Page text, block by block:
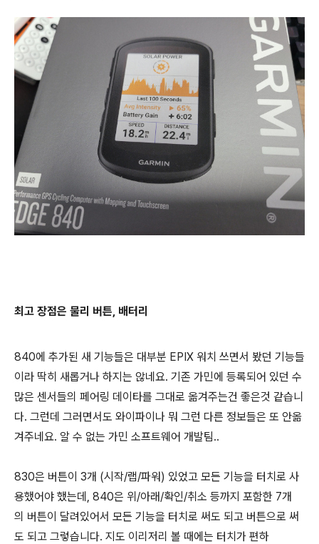
최고 장점은 물리 버튼, 배터리
840에 추가된 새 기능들은 대부분 EPIX 워치 쓰면서 봤던 기능들
이라 딱히 새롭거나 하지는 않네요. 기존 가민에 등록되어 있던 수
많은 센서들의 페어링 데이타를 그대로 옮겨주는건 좋은것 같습니
다. 그런데 그러면서도 와이파이나 뭐 그런 다른 정보들은 또 안옮
겨주네요. 알 수 없는 가민 소프트웨어 개발팀..
830은 버튼이 3개 (시작/랩/파워) 있었고 모든 기능을 터치로 사
용했어야 했는데, 840은 위/아래/확인/취소 등까지 포함한 7개
의 버튼이 달려있어서 모든 기능을 터치로 써도 되고 버튼으로 써
도 되고 그렇습니다. 지도 이리저리 볼 때에는 터치가 편하